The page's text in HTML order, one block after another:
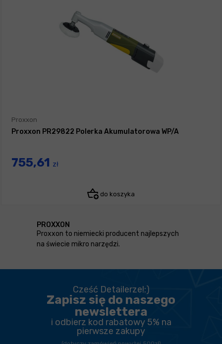
Proxxon
Proxxon PR29822 Polerka Akumulatorowa WP/A
755,61 zł
do koszyka
PROXXON
Proxxon to niemiecki producent najlepszych
na świecie mikro narzędzi.
Cześć Detailerze!:)
Zapisz się do naszego
newslettera
i odbierz kod rabatowy 5% na
pierwsze zakupy